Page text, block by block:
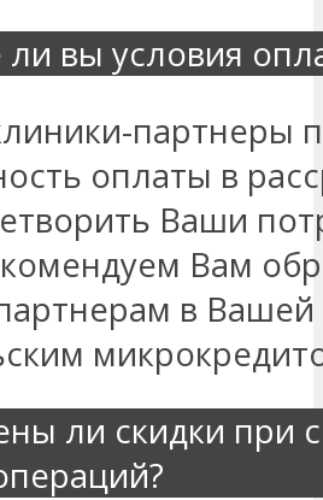
ли вы условия
партнеры
оплаты в
Ваши
Вам
в Вашей
ли скидки при